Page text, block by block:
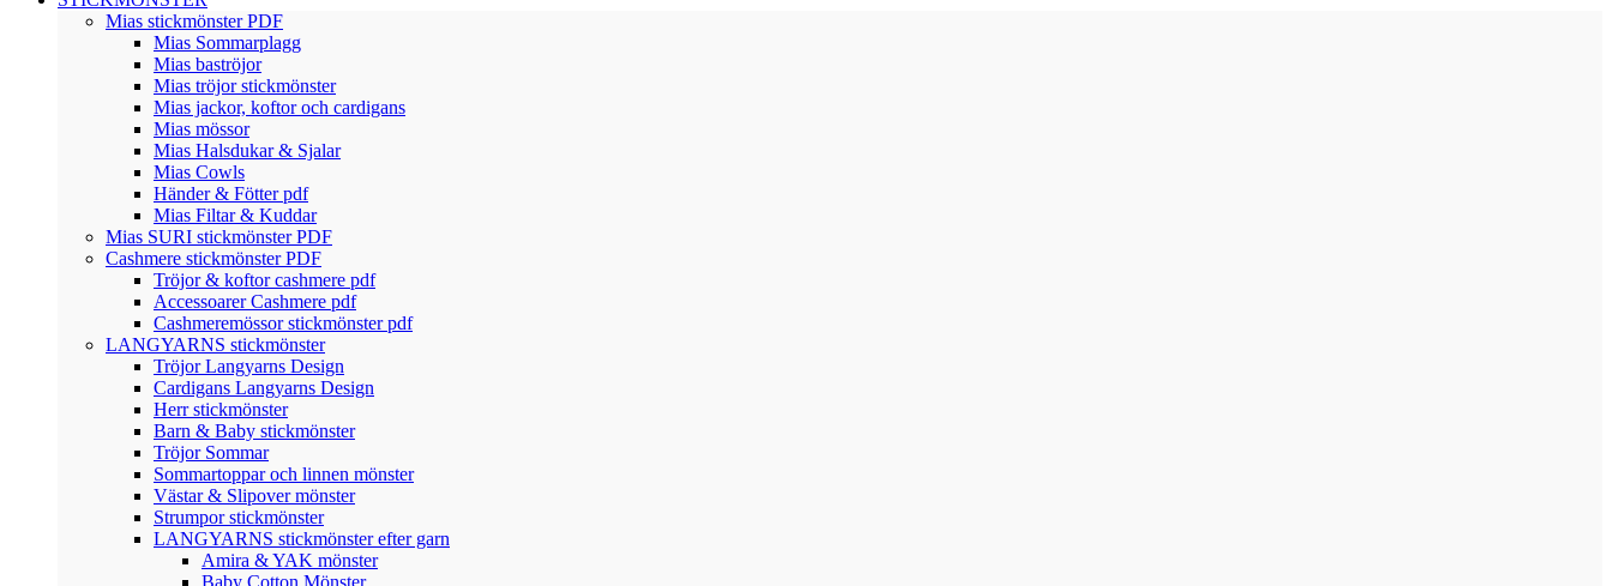
Mias stickmönster PDF
Mias Sommarplagg
Mias baströjor
Mias tröjor stickmönster
Mias jackor, koftor och cardigans
Mias mössor
Mias Halsdukar & Sjalar
Mias Cowls
Händer & Fötter pdf
Mias Filtar & Kuddar
Mias SURI stickmönster PDF
Cashmere stickmönster PDF
Tröjor & koftor cashmere pdf
Accessoarer Cashmere pdf
Cashmeremössor stickmönster pdf
LANGYARNS stickmönster
Tröjor Langyarns Design
Cardigans Langyarns Design
Herr stickmönster
Barn & Baby stickmönster
Tröjor Sommar
Sommartoppar och linnen mönster
Västar & Slipover mönster
Strumpor stickmönster
LANGYARNS stickmönster efter garn
Amira & YAK mönster
Baby Cotton Mönster